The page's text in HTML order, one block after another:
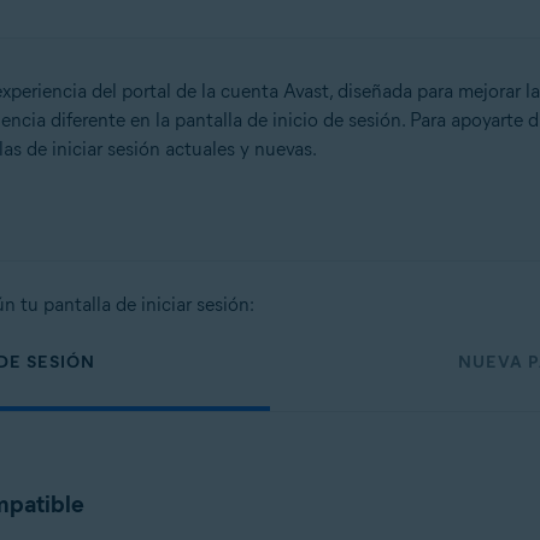
del portal de la cuenta Avast, diseñada para mejorar
diferente en la pantalla de inicio de sesión. Para apoyarte
de iniciar sesión actuales y nuevas.
tu pantalla de iniciar sesión:
SESIÓN NUEVA